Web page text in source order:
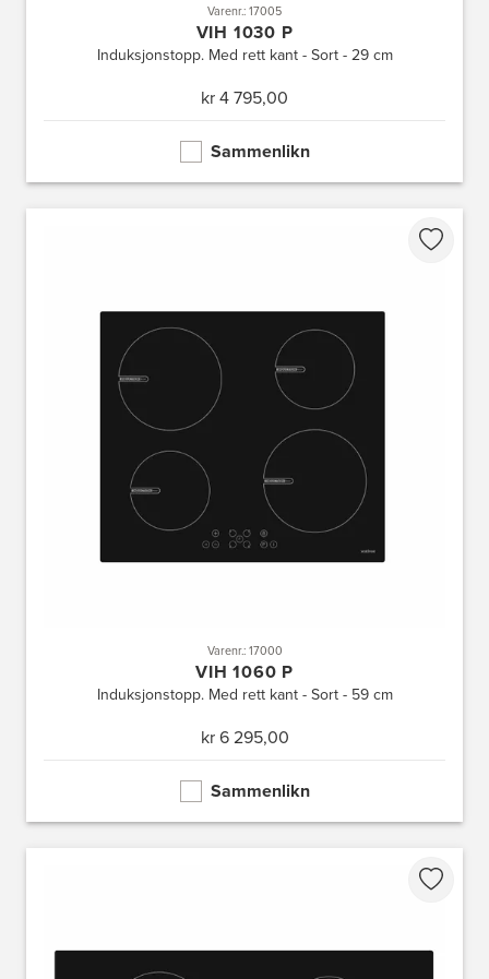
Varenr.: 17005
VIH 1030 P
Induksjonstopp. Med rett kant - Sort - 29 cm
kr 4 795,00
Sammenlikn
Varenr.: 17000
VIH 1060 P
Induksjonstopp. Med rett kant - Sort - 59 cm
kr 6 295,00
Sammenlikn